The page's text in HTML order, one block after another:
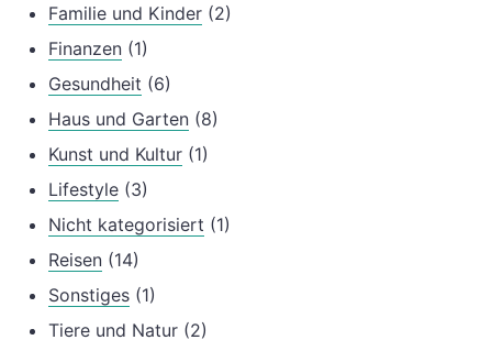
Familie und Kinder (2)
Finanzen (1)
Gesundheit (6)
Haus und Garten (8)
Kunst und Kultur (1)
Lifestyle (3)
Nicht kategorisiert (1)
Reisen (14)
Sonstiges (1)
Tiere und Natur (2)